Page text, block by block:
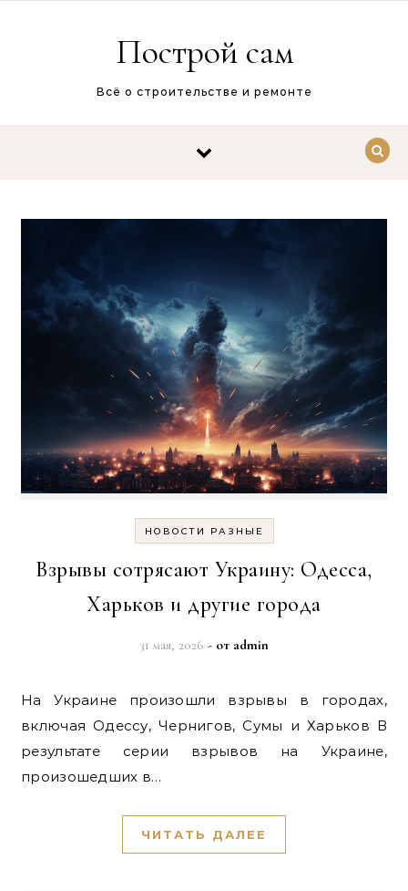
Построй сам
Всё о строительстве и ремонте
НОВОСТИ РАЗНЫЕ
Взрывы сотрясают Украину: Одесса,
Харьков и другие города
31 мая, 2026 - от admin
На Украине произошли взрывы в городах,
включая Одессу, Чернигов, Сумы и Харьков В
результате серии взрывов на Украине,
произошедших в…
ЧИТАТЬ ДАЛЕЕ